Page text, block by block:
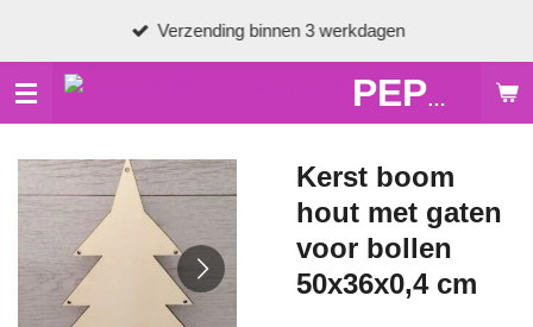
de
hoofdinhoud
PEPPIE'S DECO & HOBBY
Verzending binnen 3 werkdagen
Kerst boom
hout met gaten
voor bollen
50x36x0,4 cm